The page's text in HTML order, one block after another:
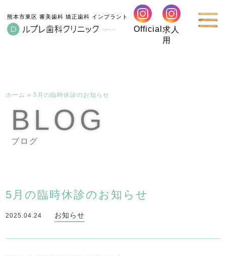
熊本市東区 審美歯科 矯正歯科 インプラント
Official求人
用
ホーム »5月の臨時休診のお知らせ
BLOG
ブログ
5月の臨時休診のお知らせ
2025.04.24 お知らせ